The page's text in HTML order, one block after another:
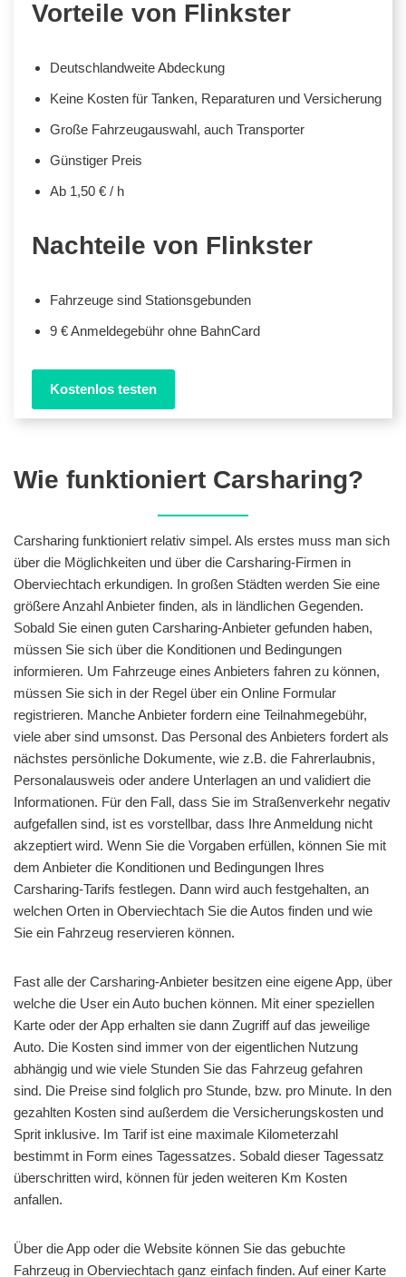
Vorteile von Flinkster
Deutschlandweite Abdeckung
Keine Kosten für Tanken, Reparaturen und Versicherung
Große Fahrzeugauswahl, auch Transporter
Günstiger Preis
Ab 1,50 € / h
Nachteile von Flinkster
Fahrzeuge sind Stationsgebunden
9 € Anmeldegebühr ohne BahnCard
Kostenlos testen
Wie funktioniert Carsharing?
Carsharing funktioniert relativ simpel. Als erstes muss man sich
über die Möglichkeiten und über die Carsharing-Firmen in
Oberviechtach erkundigen. In großen Städten werden Sie eine
größere Anzahl Anbieter finden, als in ländlichen Gegenden.
Sobald Sie einen guten Carsharing-Anbieter gefunden haben,
müssen Sie sich über die Konditionen und Bedingungen
informieren. Um Fahrzeuge eines Anbieters fahren zu können,
müssen Sie sich in der Regel über ein Online Formular
registrieren. Manche Anbieter fordern eine Teilnahmegebühr,
viele aber sind umsonst. Das Personal des Anbieters fordert als
nächstes persönliche Dokumente, wie z.B. die Fahrerlaubnis,
Personalausweis oder andere Unterlagen an und validiert die
Informationen. Für den Fall, dass Sie im Straßenverkehr negativ
aufgefallen sind, ist es vorstellbar, dass Ihre Anmeldung nicht
akzeptiert wird. Wenn Sie die Vorgaben erfüllen, können Sie mit
dem Anbieter die Konditionen und Bedingungen Ihres
Carsharing-Tarifs festlegen. Dann wird auch festgehalten, an
welchen Orten in Oberviechtach Sie die Autos finden und wie
Sie ein Fahrzeug reservieren können.
Fast alle der Carsharing-Anbieter besitzen eine eigene App, über
welche die User ein Auto buchen können. Mit einer speziellen
Karte oder der App erhalten sie dann Zugriff auf das jeweilige
Auto. Die Kosten sind immer von der eigentlichen Nutzung
abhängig und wie viele Stunden Sie das Fahrzeug gefahren
sind. Die Preise sind folglich pro Stunde, bzw. pro Minute. In den
gezahlten Kosten sind außerdem die Versicherungskosten und
Sprit inklusive. Im Tarif ist eine maximale Kilometerzahl
bestimmt in Form eines Tagessatzes. Sobald dieser Tagessatz
überschritten wird, können für jeden weiteren Km Kosten
anfallen.
Über die App oder die Website können Sie das gebuchte
Fahrzeug in Oberviechtach ganz einfach finden. Auf einer Karte